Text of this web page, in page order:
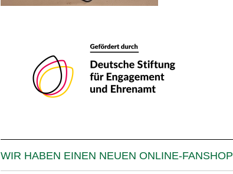
WIR HABEN EINEN NEUEN ONLINE-FANSHOP